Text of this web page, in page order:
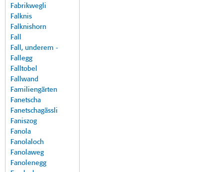
Fabrikwegli
Falknis
Falknishorn
Fall
Fall, underem -
Fallegg
Falltobel
Fallwand
Familiengärten
Fanetscha
Fanetschagässli
Faniszog
Fanola
Fanolaloch
Fanolaweg
Fanolenegg